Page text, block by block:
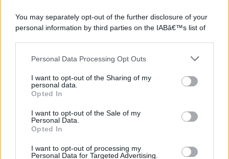
You may separately opt-out of the further disclosure of your
personal information by third parties on the IABâ€™s list of
This information may also be disclosed by us to third parties
further disclose it to other third parties.
Please note that this website/app uses one or more Google
services and may gather and store information including but
not limited to your visit or usage behaviour. You may click to
grant or deny consent to Google and its third-party tags to
consent section.
Personal Data Processing Opt Outs
I want to opt-out of the Sharing of my
personal data.
Opted In
I want to opt-out of the Sale of my
Personal Data.
Opted In
I want to opt-out of processing my
Personal Data for Targeted Advertising.